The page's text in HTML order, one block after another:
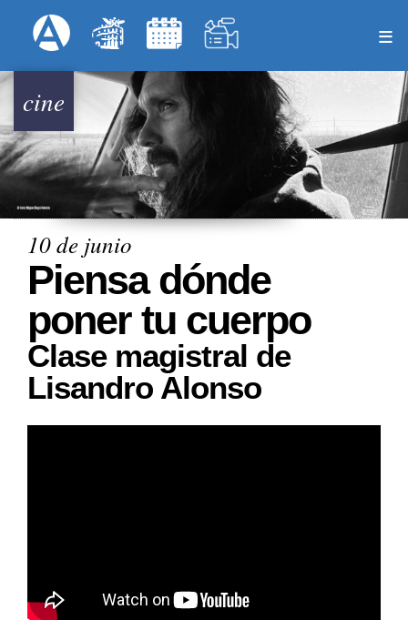
al
Menú Superior
cine
10 de junio
Piensa dónde
poner tu cuerpo
Clase magistral de
Lisandro Alonso